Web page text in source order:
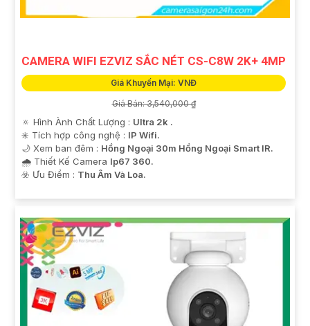
CAMERA WIFI EZVIZ SẮC NÉT CS-C8W 2K+ 4MP
Giá Khuyến Mại: VNĐ
Giá Bán: 3,540,000 ₫
🔅 Hình Ành Chất Lượng : Ultra 2k .
✳️ Tích hợp công nghệ : IP Wifi.
🌙 Xem ban đêm : Hồng Ngoại 30m Hồng Ngoại Smart IR.
🌧️ Thiết Kế Camera Ip67 360.
️☣️ Ưu Điểm : Thu Âm Và Loa.